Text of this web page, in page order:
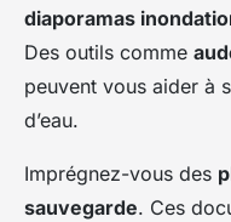
diaporamas
Des outils comme
peuvent vous aider à
d’eau.
Imprégnez-vous des
sauvegarde. Ces